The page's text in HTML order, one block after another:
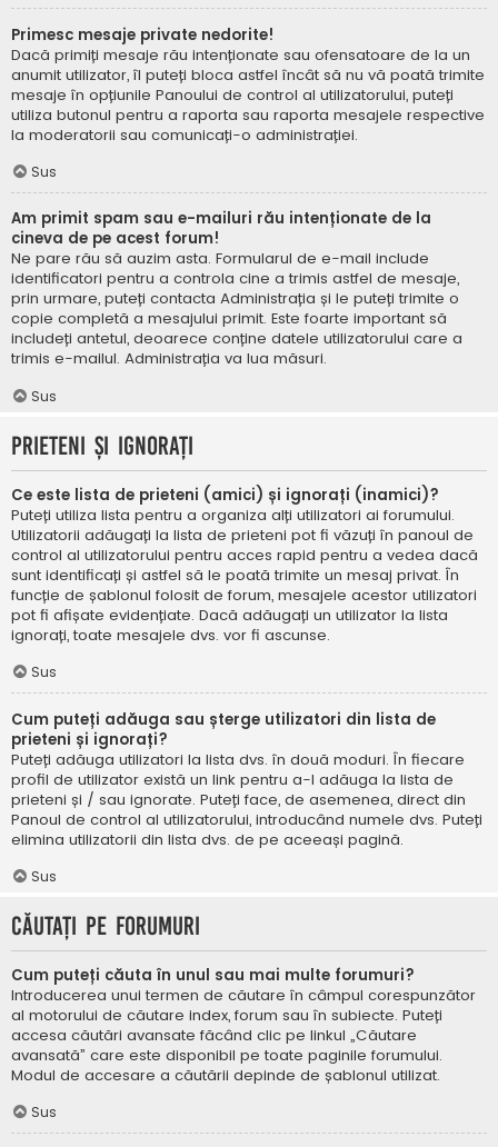
Primesc mesaje private nedorite!
Dacă primiți mesaje rău intenționate sau ofensatoare de la un
anumit utilizator, îl puteți bloca astfel încât să nu vă poată trimite
mesaje în opțiunile Panoului de control al utilizatorului, puteți
utiliza butonul pentru a raporta sau raporta mesajele respective
la moderatorii sau comunicați-o administrației.
Sus
Am primit spam sau e-mailuri rău intenționate de la
cineva de pe acest forum!
Ne pare rău să auzim asta. Formularul de e-mail include
identificatori pentru a controla cine a trimis astfel de mesaje,
prin urmare, puteți contacta Administrația și le puteți trimite o
copie completă a mesajului primit. Este foarte important să
includeți antetul, deoarece conține datele utilizatorului care a
trimis e-mailul. Administrația va lua măsuri.
Sus
Prieteni și ignorați
Ce este lista de prieteni (amici) și ignorați (inamici)?
Puteți utiliza lista pentru a organiza alți utilizatori ai forumului.
Utilizatorii adăugați la lista de prieteni pot fi văzuți în panoul de
control al utilizatorului pentru acces rapid pentru a vedea dacă
sunt identificați și astfel să le poată trimite un mesaj privat. În
funcție de șablonul folosit de forum, mesajele acestor utilizatori
pot fi afișate evidențiate. Dacă adăugați un utilizator la lista
ignorați, toate mesajele dvs. vor fi ascunse.
Sus
Cum puteți adăuga sau șterge utilizatori din lista de
prieteni și ignorați?
Puteți adăuga utilizatori la lista dvs. în două moduri. În fiecare
profil de utilizator există un link pentru a-l adăuga la lista de
prieteni și / sau ignorate. Puteți face, de asemenea, direct din
Panoul de control al utilizatorului, introducând numele dvs. Puteți
elimina utilizatorii din lista dvs. de pe aceeași pagină.
Sus
Căutați pe forumuri
Cum puteți căuta în unul sau mai multe forumuri?
Introducerea unui termen de căutare în câmpul corespunzător
al motorului de căutare index, forum sau în subiecte. Puteți
accesa căutări avansate făcând clic pe linkul „Căutare
avansată” care este disponibil pe toate paginile forumului.
Modul de accesare a căutării depinde de șablonul utilizat.
Sus